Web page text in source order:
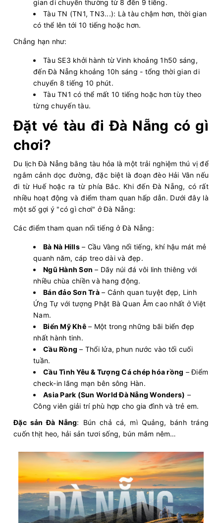
gian di chuyển thường từ 8 đến 9 tiếng.
Tàu TN (TN1, TN3...): Là tàu chậm hơn, thời gian
có thể lên tới 10 tiếng hoặc hơn.
Chẳng hạn như:
Tàu SE3 khởi hành từ Vinh khoảng 1h50 sáng,
đến Đà Nẵng khoảng 10h sáng - tổng thời gian di
chuyển 8 tiếng 10 phút.
Tàu TN1 có thể mất 10 tiếng hoặc hơn tùy theo
từng chuyến tàu.
Đặt vé tàu đi Đà Nẵng có gì
chơi?
Du lịch Đà Nẵng bằng tàu hỏa là một trải nghiệm thú vị để
ngắm cảnh dọc đường, đặc biệt là đoạn đèo Hải Vân nếu
đi từ Huế hoặc ra từ phía Bắc. Khi đến Đà Nẵng, có rất
nhiều hoạt động và điểm tham quan hấp dẫn. Dưới đây là
một số gợi ý "có gì chơi" ở Đà Nẵng:
Các điểm tham quan nổi tiếng ở Đà Nẵng:
Bà Nà Hills– Cầu Vàng nổi tiếng, khí hậu mát mẻ
quanh năm, cáp treo dài và đẹp.
Ngũ Hành Sơn – Dãy núi đá vôi linh thiêng với
nhiều chùa chiền và hang động.
Bán đảo Sơn Trà– Cảnh quan tuyệt đẹp, Linh
Ứng Tự với tượng Phật Bà Quan Âm cao nhất ở Việt
Nam.
Biển Mỹ Khê– Một trong những bãi biển đẹp
nhất hành tinh.
Cầu Rồng – Thổi lửa, phun nước vào tối cuối
tuần.
Cầu Tình Yêu & Tượng Cá chép hóa rồng – Điểm
check-in lãng mạn bên sông Hàn.
Asia Park (Sun World Đà Nẵng Wonders) –
Công viên giải trí phù hợp cho gia đình và trẻ em.
Đặc sản Đà Nẵng: Bún chả cá, mì Quảng, bánh tráng
cuốn thịt heo, hải sản tươi sống, bún mắm nêm…